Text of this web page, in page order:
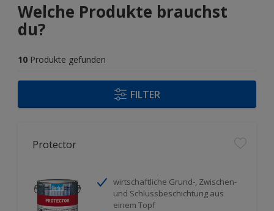
Welche Produkte brauchst
du?
10 Produkte gefunden
FILTER
Protector
wirtschaftliche Grund-, Zwischen-
und Schlussbeschichtung aus
einem Topf